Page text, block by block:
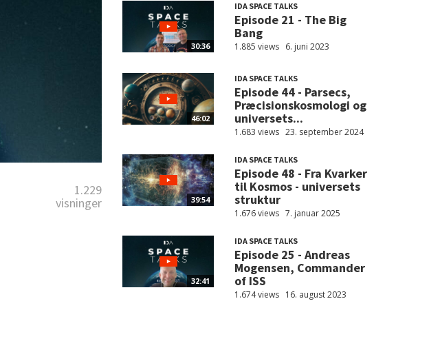
1.229
visninger
30:36
IDA SPACE TALKS
Episode 21 - The Big
Bang
1.885 views 6. juni 2023
46:02
IDA SPACE TALKS
Episode 44 - Parsecs,
Præcisionskosmologi og
universets...
1.683 views 23. september 2024
39:54
IDA SPACE TALKS
Episode 48 - Fra Kvarker
til Kosmos - universets
struktur
1.676 views 7. januar 2025
32:41
IDA SPACE TALKS
Episode 25 - Andreas
Mogensen, Commander
of ISS
1.674 views 16. august 2023